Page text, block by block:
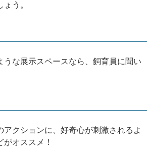
う。
な展示スペースなら、飼育員に聞い
クションに、好奇心が刺激されるよ
オススメ！